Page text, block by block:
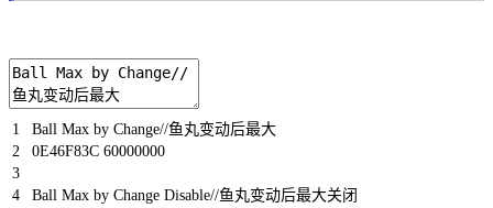
1
2
3
4
Ball Max by Change//鱼丸变动后最大
0E46F83C 60000000
Ball Max by Change Disable//鱼丸变动后最大关闭